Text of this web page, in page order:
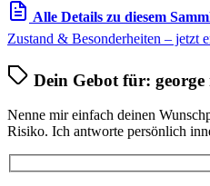
Alle Details zu diesem
Zustand & Besonderheiten – jetzt
Dein Gebot für:
Nenne mir einfach deinen
Risiko. Ich antworte persönlich